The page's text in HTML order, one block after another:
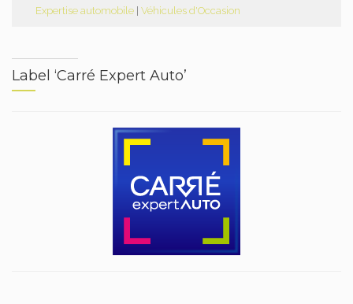
Expertise automobile Véhicules d'Occasion
Label ‘Carré Expert Auto’